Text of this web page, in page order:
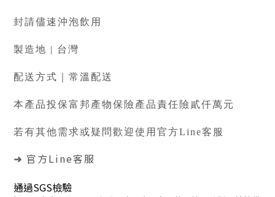
封請儘速沖泡飲用
製造地 | 台灣
配送方式｜常溫配送
本產品投保富邦產物保險產品責任險貳仟萬元
若有其他需求或疑問歡迎使用官方Line客服
➜ 官方Line客服
通過SGS檢驗